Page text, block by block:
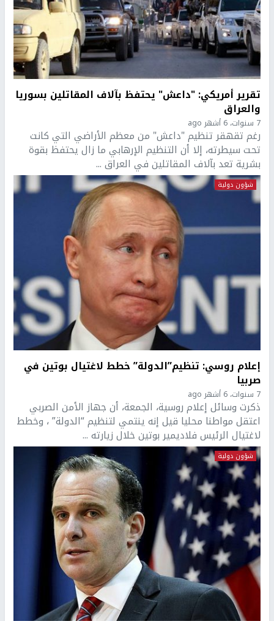
تقرير أمريكي: "داعش" يحتفظ بآلاف المقاتلين بسوريا
والعراق
7 سنوات، 6 أشهر ago
رغم تقهقر تنظيم "داعش" من معظم الأراضي التي كانت
تحت سيطرته، إلا أن التنظيم الإرهابي ما زال يحتفظ بقوة
بشرية تعد بآلاف المقاتلين في العراق ...
شؤون دولية
إعلام روسي: تنظيم”الدولة” خطط لاغتيال بوتين في
صربيا
7 سنوات، 6 أشهر ago
ذكرت وسائل إعلام روسية، الجمعة، أن جهاز الأمن الصربي
اعتقل مواطنا محليا قيل إنه ينتمي لتنظيم “الدولة” ، وخطط
لاغتيال الرئيس فلاديمير بوتين خلال زيارته ...
شؤون دولية